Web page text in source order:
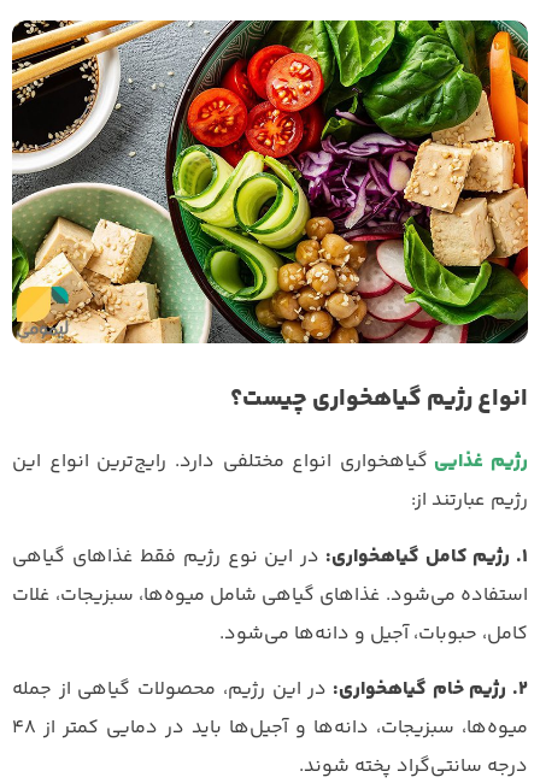
انواع رژیم گیاهخواری چیست؟
رژیم غذایی گیاهخواری انواع مختلفی دارد. رایج‌ترین انواع این
رژیم عبارتند از:
1. رژیم کامل گیاهخواری:
در این نوع رژیم فقط غذاهای گیاهی
استفاده می‌شود. غذاهای گیاهی شامل میوه‌ها، سبزیجات، غلات
کامل، حبوبات، آجیل و دانه‌ها می‌شود.
2. رژیم خام گیاهخواری:
در این رژیم، محصولات گیاهی از جمله
میوه‌ها، سبزیجات، دانه‌ها و آجیل‌ها باید در دمایی کمتر از 48
درجه سانتی‌گراد پخته شوند.